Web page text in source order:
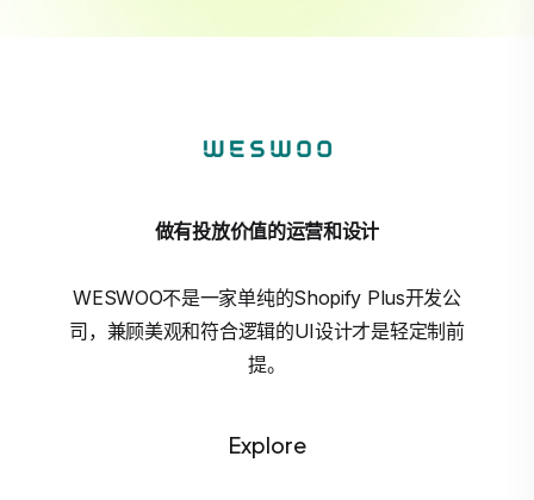
做有投放价值的运营和设计
WESWOO不是一家单纯的Shopify Plus开发公
司，兼顾美观和符合逻辑的UI设计才是轻定制前
提。
Explore